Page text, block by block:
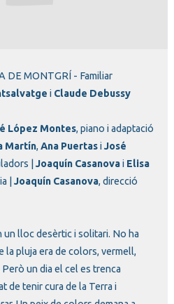
DE MONTGRÍ - Familiar
i Claude Debussy
López Montes, piano i adaptació
Martín, Ana PuertasiJosé
| Joaquín Casanovai Elisa
| Joaquín Casanova, direcció
un lloc desèrtic i solitari. No ha
la pluja era de colors, vermell,
un dia el cel es trenca
de tenir cura de la Terra i